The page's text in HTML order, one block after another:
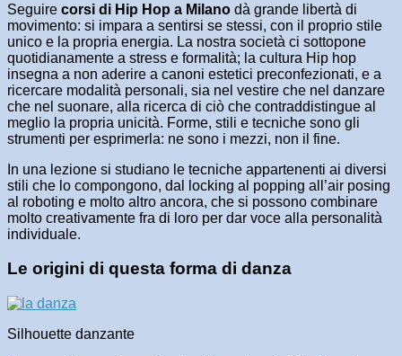
Seguire corsi di Hip Hop a Milano dà grande libertà di
movimento: si impara a sentirsi se stessi, con il proprio stile
unico e la propria energia. La nostra società ci sottopone
quotidianamente a stress e formalità; la cultura Hip hop
insegna a non aderire a canoni estetici preconfezionati, e a
ricercare modalità personali, sia nel vestire che nel danzare
che nel suonare, alla ricerca di ciò che contraddistingue al
meglio la propria unicità. Forme, stili e tecniche sono gli
strumenti per esprimerla: ne sono i mezzi, non il fine.
In una lezione si studiano le tecniche appartenenti ai diversi
stili che lo compongono, dal locking al popping all’air posing
al roboting e molto altro ancora, che si possono combinare
molto creativamente fra di loro per dar voce alla personalità
individuale.
Le origini di questa forma di danza
Silhouette danzante